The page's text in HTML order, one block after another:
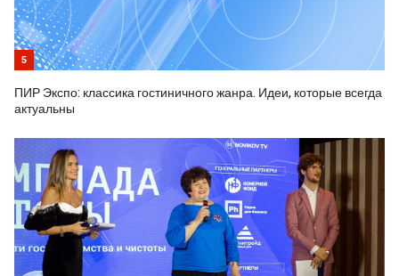
5
ПИР Экспо: классика гостиничного жанра. Идеи, которые всегда
актуальны